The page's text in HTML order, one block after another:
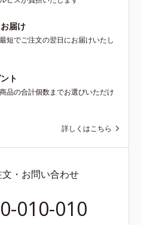
届け
短でご注文の翌日にお届けいたし
ト
品の合計個数までお選びいただけ
詳しくはこちら
・お問い合わせ
010-010